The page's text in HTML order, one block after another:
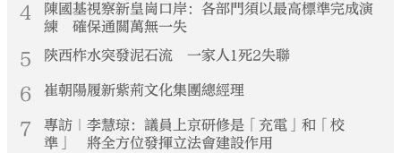
4
陳國基視察新皇崗口岸：各部門須以最高標準完成演
練 確保通關萬無一失
5 陝西柞水突發泥石流 一家人1死2失聯
6 崔朝陽履新紫荊文化集團總經理
7
專訪｜李慧琼：議員上京研修是「充電」和「校
準」 將全方位發揮立法會建設作用